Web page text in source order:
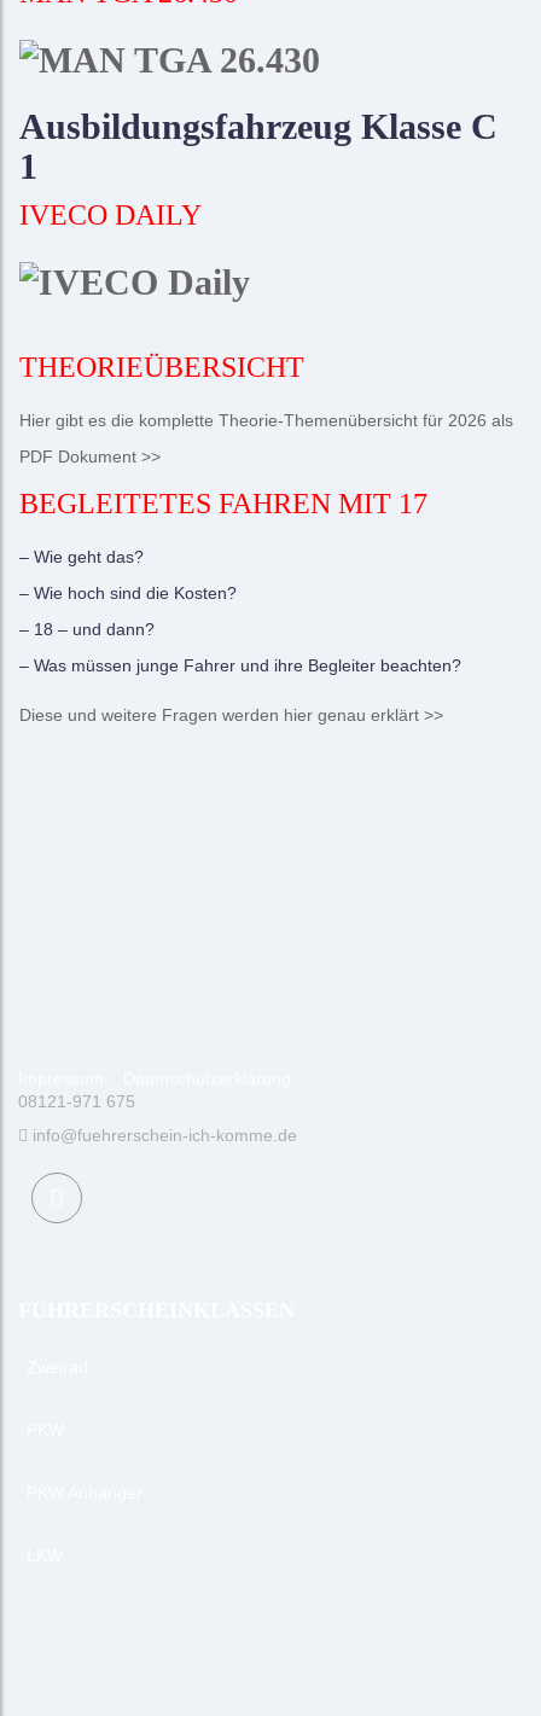
Ausbildungsfahrzeug Klasse C
1
IVECO DAILY
THEORIEÜBERSICHT
Hier gibt es die komplette Theorie-Themenübersicht für 2026 als
PDF Dokument >>
BEGLEITETES FAHREN MIT 17
– Wie geht das?
– Wie hoch sind die Kosten?
– 18 – und dann?
– Was müssen junge Fahrer und ihre Begleiter beachten?
Diese und weitere Fragen werden hier genau erklärt >>
08121-971 675
info@fuehrerschein-ich-komme.de